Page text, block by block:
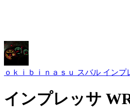
ｏｋｉｂｉｎａｓｕ スバル インプ
インプレッサ